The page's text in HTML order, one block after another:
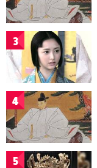
3
4
5